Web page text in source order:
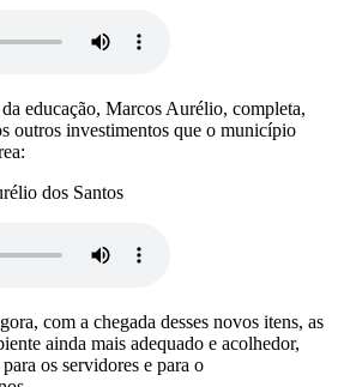
educação, Marcos Aurélio, completa,
outros investimentos que o município
dos Santos
com a chegada desses novos itens, as
ainda mais adequado e acolhedor,
os servidores e para o